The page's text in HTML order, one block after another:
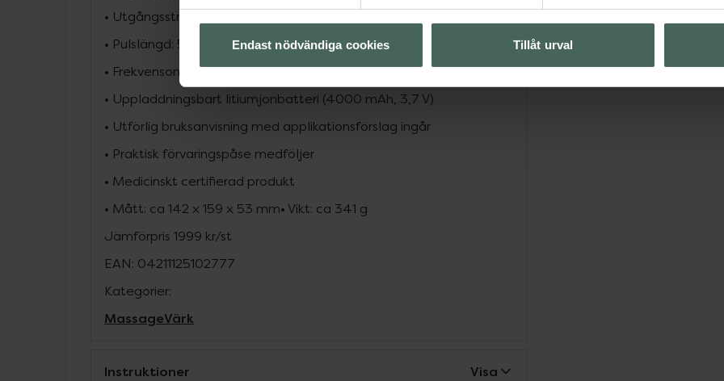
Endast nödvändiga cookies Tillåt urval
• Utgångsström: max. 200 mApp (500 Ohm belastning)
• Pulslängd: 50–450 µs
• Frekvensområde: 1–150 Hz
• Uppladdningsbart litiumjonbatteri (4000 mAh, 3,7 V)
• Utförlig bruksanvisning med applikationsförslag ingår
• Praktisk förvaringspåse medföljer
• Medicinskt certifierad produkt
• Mått: ca 142 x 159 x 53 mm• Vikt: ca 341 g
Jämförpris 1999 kr/st
EAN: 04211125102777
Kategorier:
MassageVärk
Instruktioner Visa